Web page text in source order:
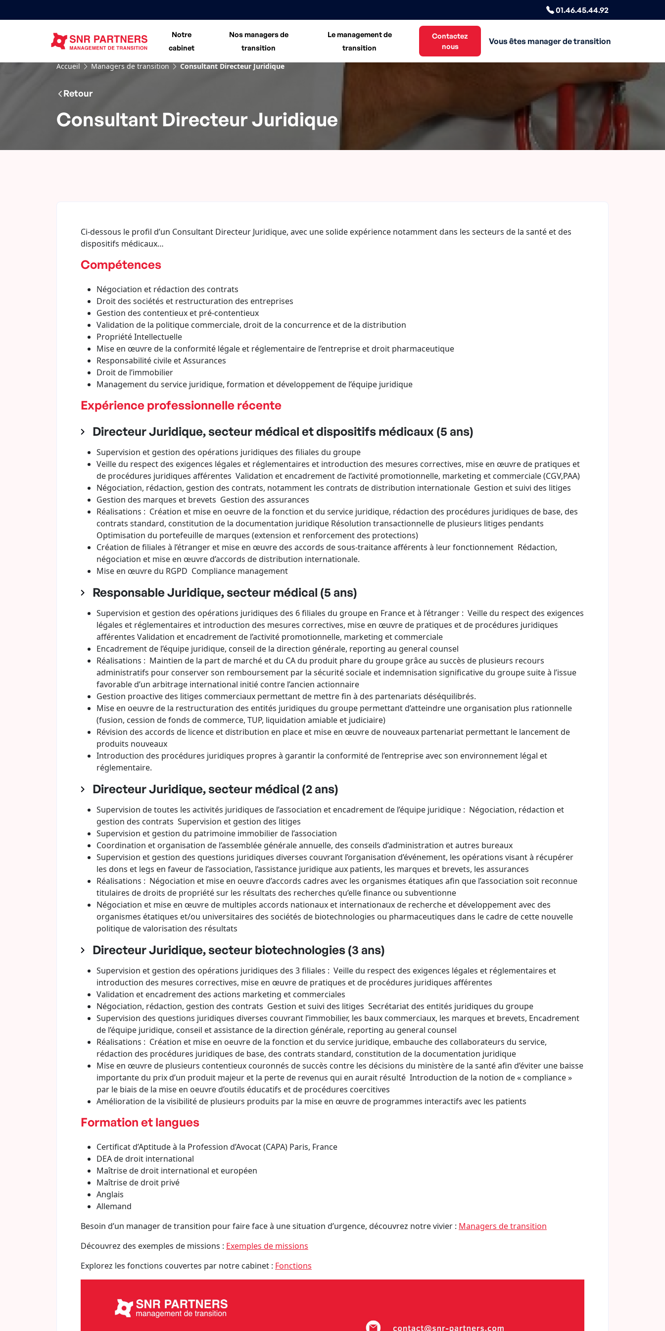
01.46.45.44.92
Notre
cabinet
Nos managers de
transition
Le management de
transition
Contactez
nous
Vous êtes manager de transition
Accueil Managers de transition Consultant Directeur Juridique
Retour
Consultant Directeur Juridique
Ci-dessous le profil d’un Consultant Directeur Juridique, avec une solide expérience notamment dans les secteurs de la santé et des
dispositifs médicaux…
Compétences
Négociation et rédaction des contrats
Droit des sociétés et restructuration des entreprises
Gestion des contentieux et pré-contentieux
Validation de la politique commerciale, droit de la concurrence et de la distribution
Propriété Intellectuelle
Mise en œuvre de la conformité légale et réglementaire de l’entreprise et droit pharmaceutique
Responsabilité civile et Assurances
Droit de l’immobilier
Management du service juridique, formation et développement de l’équipe juridique
Expérience professionnelle récente
Directeur Juridique, secteur médical et dispositifs médicaux (5 ans)
Supervision et gestion des opérations juridiques des filiales du groupe
Veille du respect des exigences légales et réglementaires et introduction des mesures correctives, mise en œuvre de pratiques et
de procédures juridiques afférentes Validation et encadrement de l’activité promotionnelle, marketing et commerciale (CGV,PAA)
Négociation, rédaction, gestion des contrats, notamment les contrats de distribution internationale Gestion et suivi des litiges
Gestion des marques et brevets Gestion des assurances
Réalisations : Création et mise en oeuvre de la fonction et du service juridique, rédaction des procédures juridiques de base, des
contrats standard, constitution de la documentation juridique Résolution transactionnelle de plusieurs litiges pendants
Optimisation du portefeuille de marques (extension et renforcement des protections)
Création de filiales à l’étranger et mise en œuvre des accords de sous-traitance afférents à leur fonctionnement Rédaction,
négociation et mise en œuvre d’accords de distribution internationale.
Mise en œuvre du RGPD Compliance management
Responsable Juridique, secteur médical (5 ans)
Supervision et gestion des opérations juridiques des 6 filiales du groupe en France et à l’étranger : Veille du respect des exigences
légales et réglementaires et introduction des mesures correctives, mise en œuvre de pratiques et de procédures juridiques
afférentes Validation et encadrement de l’activité promotionnelle, marketing et commerciale
Encadrement de l’équipe juridique, conseil de la direction générale, reporting au general counsel
Réalisations : Maintien de la part de marché et du CA du produit phare du groupe grâce au succès de plusieurs recours
administratifs pour conserver son remboursement par la sécurité sociale et indemnisation significative du groupe suite à l’issue
favorable d’un arbitrage international initié contre l’ancien actionnaire
Gestion proactive des litiges commerciaux permettant de mettre fin à des partenariats déséquilibrés.
Mise en oeuvre de la restructuration des entités juridiques du groupe permettant d’atteindre une organisation plus rationnelle
(fusion, cession de fonds de commerce, TUP, liquidation amiable et judiciaire)
Révision des accords de licence et distribution en place et mise en œuvre de nouveaux partenariat permettant le lancement de
produits nouveaux
Introduction des procédures juridiques propres à garantir la conformité de l’entreprise avec son environnement légal et
réglementaire.
Directeur Juridique, secteur médical (2 ans)
Supervision de toutes les activités juridiques de l’association et encadrement de l’équipe juridique : Négociation, rédaction et
gestion des contrats Supervision et gestion des litiges
Supervision et gestion du patrimoine immobilier de l’association
Coordination et organisation de l’assemblée générale annuelle, des conseils d’administration et autres bureaux
Supervision et gestion des questions juridiques diverses couvrant l’organisation d’événement, les opérations visant à récupérer
les dons et legs en faveur de l’association, l’assistance juridique aux patients, les marques et brevets, les assurances
Réalisations : Négociation et mise en oeuvre d’accords cadres avec les organismes étatiques afin que l’association soit reconnue
titulaires de droits de propriété sur les résultats des recherches qu’elle finance ou subventionne
Négociation et mise en œuvre de multiples accords nationaux et internationaux de recherche et développement avec des
organismes étatiques et/ou universitaires des sociétés de biotechnologies ou pharmaceutiques dans le cadre de cette nouvelle
politique de valorisation des résultats
Directeur Juridique, secteur biotechnologies (3 ans)
Supervision et gestion des opérations juridiques des 3 filiales : Veille du respect des exigences légales et réglementaires et
introduction des mesures correctives, mise en œuvre de pratiques et de procédures juridiques afférentes
Validation et encadrement des actions marketing et commerciales
Négociation, rédaction, gestion des contrats Gestion et suivi des litiges Secrétariat des entités juridiques du groupe
Supervision des questions juridiques diverses couvrant l’immobilier, les baux commerciaux, les marques et brevets, Encadrement
de l’équipe juridique, conseil et assistance de la direction générale, reporting au general counsel
Réalisations : Création et mise en oeuvre de la fonction et du service juridique, embauche des collaborateurs du service,
rédaction des procédures juridiques de base, des contrats standard, constitution de la documentation juridique
Mise en œuvre de plusieurs contentieux couronnés de succès contre les décisions du ministère de la santé afin d’éviter une baisse
importante du prix d’un produit majeur et la perte de revenus qui en aurait résulté Introduction de la notion de « compliance »
par le biais de la mise en oeuvre d’outils éducatifs et de procédures coercitives
Amélioration de la visibilité de plusieurs produits par la mise en œuvre de programmes interactifs avec les patients
Formation et langues
Certificat d’Aptitude à la Profession d’Avocat (CAPA) Paris, France
DEA de droit international
Maîtrise de droit international et européen
Maîtrise de droit privé
Anglais
Allemand
Besoin d’un manager de transition pour faire face à une situation d’urgence, découvrez notre vivier : Managers de transition
Découvrez des exemples de missions : Exemples de missions
Explorez les fonctions couvertes par notre cabinet : Fonctions